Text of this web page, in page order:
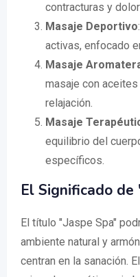
contracturas y
Masaje Deportivo
activas, enfocado
Masaje
masaje con
relajación.
Masaje
equilibrio del
específicos.
El Significado de
El título "Jaspe Spa"
ambiente natural y
centran en la sanación.